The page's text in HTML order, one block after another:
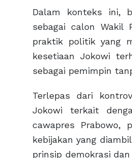
Dalam konteks ini,
sebagai calon Wakil
praktik politik yang
kesetiaan Jokowi
sebagai pemimpin
Terlepas dari
Jokowi terkait
cawapres Prabowo,
kebijakan yang
prinsip demokrasi